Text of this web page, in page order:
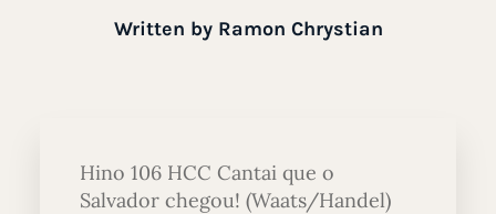
Written byRamon Chrystian
Hino 106 HCC Cantai que o
Salvador chegou! (Waats/Handel)